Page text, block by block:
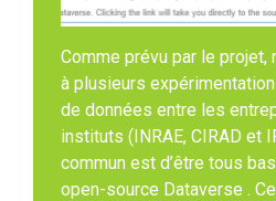
Comme prévu par le projet,
à plusieurs
de données entre les
instituts (INRAE, CIRAD et
commun est d’être tous
open-source Dataverse .